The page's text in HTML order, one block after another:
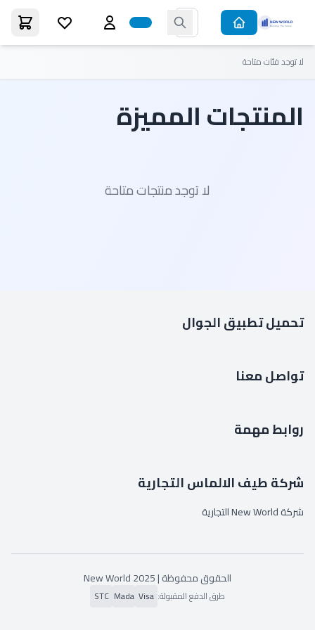
لا توجد فئات متاحة
المنتجات المميزة
لا توجد منتجات متاحة
تحميل تطبيق الجوال
تواصل معنا
روابط مهمة
شركة طيف الالماس التجارية
شركة New World التجارية
الحقوق محفوظة | 2025 New World
طرق الدفع المقبولة: Visa
Mada
STC